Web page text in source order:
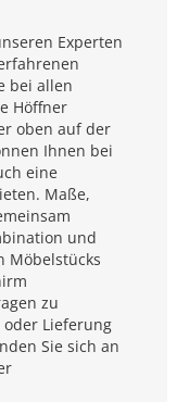
Experten
bei allen
Höffner
oben auf der
Ihnen bei
eine
Maße,
und
Möbelstücks
zu
oder Lieferung
Sie sich an